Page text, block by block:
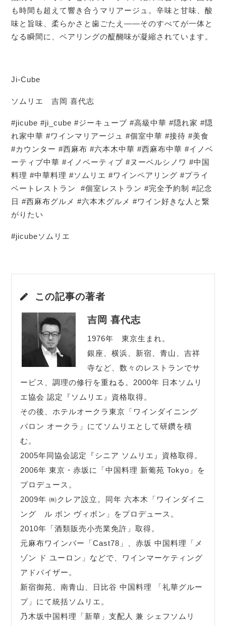
も時間も超えて響き合うマリアージュ。辛味と甘味、酸
味と旨味、柔らかさと歯ごたえ——そのすべてが一体と
なる瞬間に、ペアリングの醍醐味が凝縮されています。
Ji-Cube
ソムリエ 吉岡 喜代志
#jicube #ji_cube #ジーキューブ #高級中華 #隠れ家 #隠
れ家中華 #ワインマリアージュ #個室中華 #接待 #美食
#カウンター #西麻布 #六本木中華 #西麻布中華 #イノベ
ーティブ中華 #イノベーティブ #ヌーベルシノワ #中国
料理 #中華料理 #ソムリエ #ワインペアリング #プライ
ベートレストラン #個室レストラン #完全予約制 #記念
日 #西麻布グルメ #六本木グルメ #ワイン好きな人と繋
がりたい
#jicubeソムリエ
この記事の著者
吉岡 喜代志
1976年 東京生まれ。
銀座、横浜、新宿、青山、吉祥
寺など、数々のレストランでサ
ービス、調理の修行を重ねる。2000年 日本ソムリ
エ協会 認定『ソムリエ』資格取得。
その後、ホテルオークラ東京「ワインダイニング
バロン オークラ」にてソムリエとして研鑽を積
む。
2005年同協会認定『シニア ソムリエ』資格取得。
2006年 東京・赤坂に「中国料理 新葡苑 Tokyo」を
プロデュース。
2009年 ㈱クレア設立。同年 六本木「ワインダイニ
ング ル ボン ヴィボン」をプロデュース。
2010年「酒類販売小売業免許」取得。
元麻布ワインバー「Cast78」、赤坂 中国料理「メ
ゾン ド ユーロン」などで、ワインマーケティング
アドバイザー。
新宿御苑、南青山、日比谷 中国料理 「礼華グルー
プ」にて統括ソムリエ。
乃木坂中国料理「新華」支配人 兼 シェフソムリ